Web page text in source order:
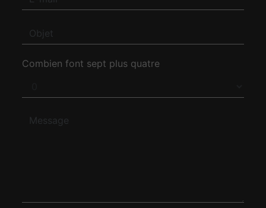
Combien font sept plus quatre